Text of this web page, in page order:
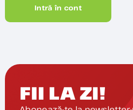
Intră în cont
FII LA ZI!